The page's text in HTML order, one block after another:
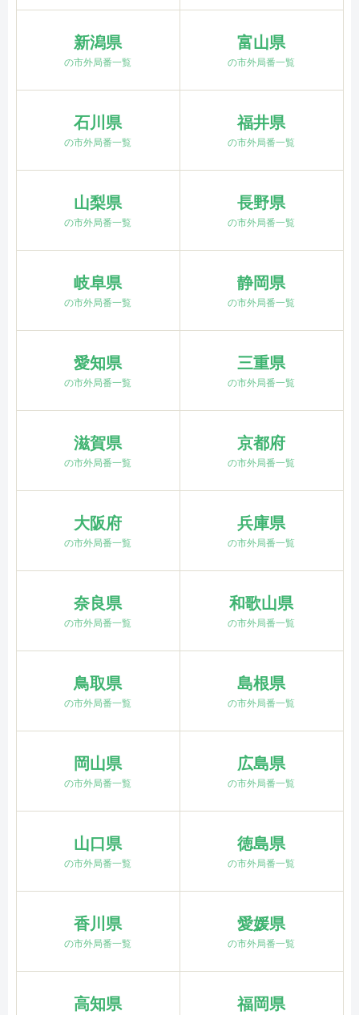
新潟県
の市外局番一覧
富山県
の市外局番一覧
石川県
の市外局番一覧
福井県
の市外局番一覧
山梨県
の市外局番一覧
長野県
の市外局番一覧
岐阜県
の市外局番一覧
静岡県
の市外局番一覧
愛知県
の市外局番一覧
三重県
の市外局番一覧
滋賀県
の市外局番一覧
京都府
の市外局番一覧
大阪府
の市外局番一覧
兵庫県
の市外局番一覧
奈良県
の市外局番一覧
和歌山県
の市外局番一覧
鳥取県
の市外局番一覧
島根県
の市外局番一覧
岡山県
の市外局番一覧
広島県
の市外局番一覧
山口県
の市外局番一覧
徳島県
の市外局番一覧
香川県
の市外局番一覧
愛媛県
の市外局番一覧
高知県 福岡県